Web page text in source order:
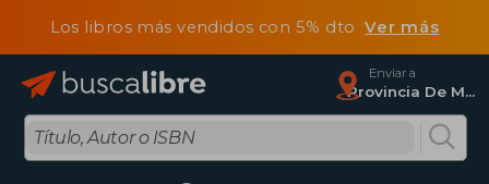
Los libros más vendidos con 5% dtoVer más
Enviar a
Provincia De Madrid